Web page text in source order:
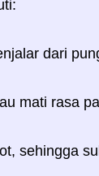
dari
mati rasa
sehingga